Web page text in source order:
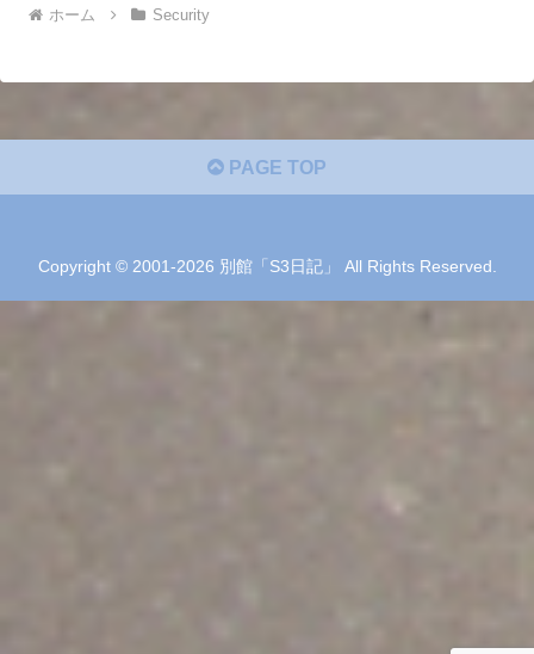
ホーム Security
PAGE TOP
Copyright © 2001-2026 別館「S3日記」 All Rights Reserved.